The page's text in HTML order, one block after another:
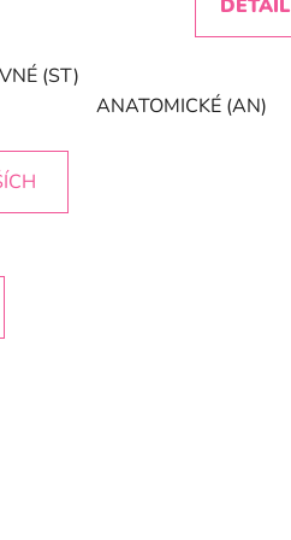
(ST)
DETAIL
ANATOMICKÉ (AN)